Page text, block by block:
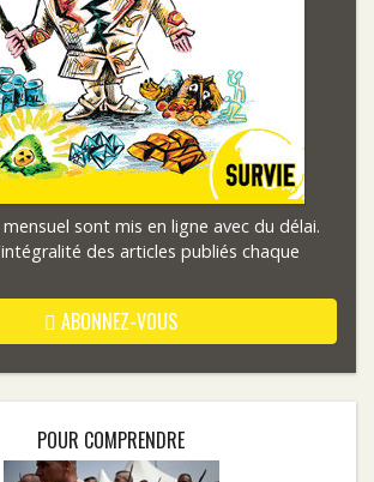
sont mis en ligne avec du délai.
des articles publiés chaque
ABONNEZ-VOUS
POUR COMPRENDRE